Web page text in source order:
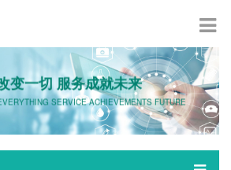
变一切 服务成就未来
SERVICE ACHIEVEMENTS FUTURE